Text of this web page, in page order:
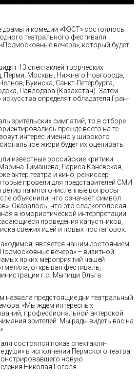
и комедии «ФЭСТ» состоялось
театрального фестиваля
вечера», который будет
13 спектаклей творческих
Перми, Москвы, Нижнего Новгорода,
Буинска, Санкт-Петербурга,
Павлодара (Казахстан). Затем
искусства определят обладателя Гран-
зрительских симпатий, то в отборе
прежде всего на те
интерес именно у широкого
жюри будет их оценивать.
известные российские критики:
Тимашева, Лариса Каневская,
актер театра и кино, режиссер
провели для представителей СМИ
на многочисленные вопросы
объяснили, что означает символ
Оказалось, что это сладкоголосая
в юмористической интерпретации.
проведения капустников,
свежих идей и новых постановок.
является нашим достоянием
вечера» – визитной
ярких мероприятий нашей
открывая фестиваль,
г.о. Мытищи Ольга
назвала предстоящие дни театральный
«Мы ждем интересных
профессиональной актерской
зрителей. Мы рады видеть вас на
состоялся показ спектакля-
души» в исполнении Пермского театра
новую
Николая Гоголя.